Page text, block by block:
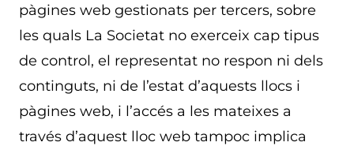
pàgines web gestionats per tercers, sobre
les quals La Societat no exerceix cap tipus
de control, el representat no respon ni dels
continguts, ni de l’estat d’aquests llocs i
pàgines web, i l’accés a les mateixes a
través d’aquest lloc web tampoc implica